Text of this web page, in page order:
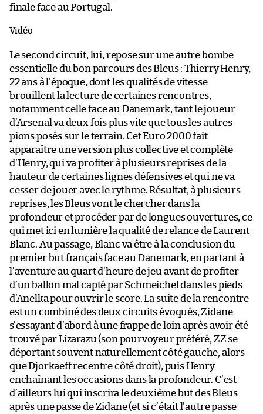
finale face au Portugal.
Vidéo
Le second circuit, lui, repose sur une autre bombe
essentielle du bon parcours des Bleus : Thierry Henry,
22 ans à l’époque, dont les qualités de vitesse
brouillent la lecture de certaines rencontres,
notamment celle face au Danemark, tant le joueur
d’Arsenal va deux fois plus vite que tous les autres
pions posés sur le terrain. Cet Euro 2000 fait
apparaître une version plus collective et complète
d’Henry, qui va profiter à plusieurs reprises de la
hauteur de certaines lignes défensives et qui ne va
cesser de jouer avec le rythme. Résultat, à plusieurs
reprises, les Bleus vont le chercher dans la
profondeur et procéder par de longues ouvertures, ce
qui met ici en lumière la qualité de relance de Laurent
Blanc. Au passage, Blanc va être à la conclusion du
premier but français face au Danemark, en partant à
l’aventure au quart d’heure de jeu avant de profiter
d’un ballon mal capté par Schmeichel dans les pieds
d’Anelka pour ouvrir le score. La suite de la rencontre
est un combiné des deux circuits évoqués, Zidane
s’essayant d’abord à une frappe de loin après avoir été
trouvé par Lizarazu (son pourvoyeur préféré, ZZ se
déportant souvent naturellement côté gauche, alors
que Djorkaeff recentre côté droit), puis Henry
enchaînant les occasions dans la profondeur. C’est
d’ailleurs lui qui inscrira le deuxième but des Bleus
après une passe de Zidane (et si c’était l’autre passe